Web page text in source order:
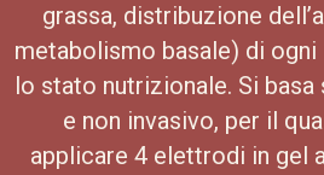
grassa, distribuzione
metabolismo basale) di ogni
lo stato nutrizionale. Si
e non invasivo, per il
applicare 4 elettrodi in gel